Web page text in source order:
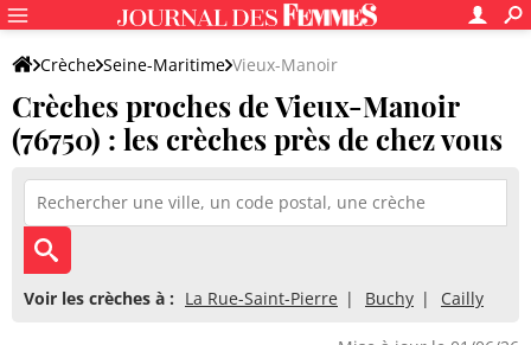
Crèche Seine-Maritime Vieux-Manoir
Crèches proches de Vieux-Manoir
(76750) : les crèches près de chez vous
Voir les crèches à : La Rue-Saint-Pierre Buchy Cailly